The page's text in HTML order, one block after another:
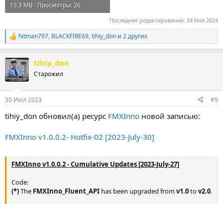
15.3 MB · Просмотры: 26
Последнее редактирование: 24 Ноя 2024
Р
е
к
ц
и
hitman797, BLACKFIRE69,tihiy_don и 2 других
tihiy_don
Старожил
30 Июл 2023 #9
tihiy_don обновил(а) ресурс FMXInno новой записью:
FMXInno v1.0.0.2- Hotfix-02 [2023-July-30]
FMXInno v1.0.0.2 - Cumulative Updates [2023-July-27]
Code:
(*)The FMXInno_Fluent_API has been upgraded fromv1.0tov2.0.